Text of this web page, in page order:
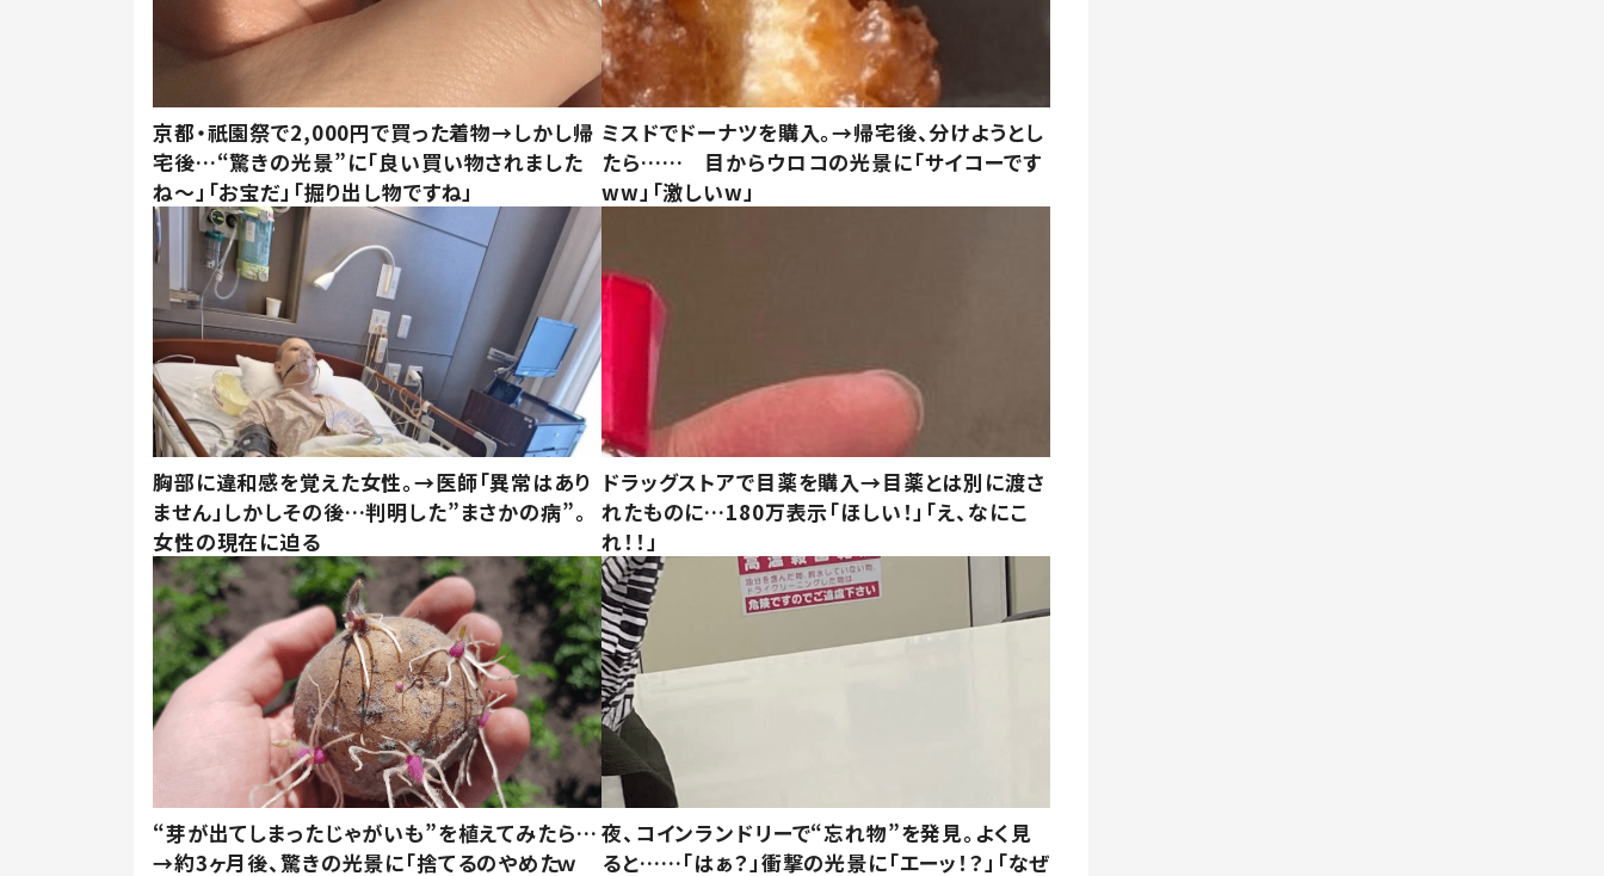
京都・祇園祭で2,000円で買った着物→しかし帰
宅後…“驚きの光景”に「良い買い物されました
ね～」「お宝だ」「掘り出し物ですね」
ミスドでドーナツを購入。→帰宅後、分けようとし
たら…… 目からウロコの光景に「サイコーです
ww」「激しいw」
胸部に違和感を覚えた女性。→医師「異常はあり
ません」しかしその後…判明した”まさかの病”。
女性の現在に迫る
ドラッグストアで目薬を購入→目薬とは別に渡さ
れたものに…180万表示「ほしい！」「え、なにこ
れ！！」
“芽が出てしまったじゃがいも”を植えてみたら…
→約3ヶ月後、驚きの光景に「捨てるのやめたｗ
夜、コインランドリーで“忘れ物”を発見。よく見
ると……「はぁ？」衝撃の光景に「エーッ！？」「なぜ